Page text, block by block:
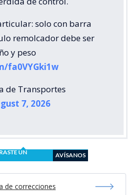
solo con barra
remolcador debe ser
y peso
fa0VYGki1w
de Transportes
7, 2026
UN
AVÍSANOS
de correcciones